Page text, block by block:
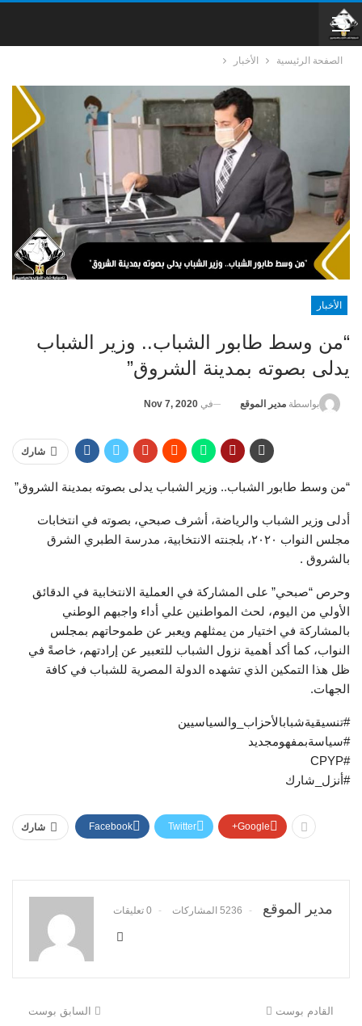
الصفحة الرئيسية الأخبار
الأخبار
“من وسط طابور الشباب.. وزير الشباب
يدلى بصوته بمدينة الشروق”
بواسطة مدير الموقع في Nov 7, 2020
شارك
“من وسط طابور الشباب.. وزير الشباب يدلى بصوته بمدينة الشروق”
أدلى وزير الشباب والرياضة، أشرف صبحي، بصوته في انتخابات
مجلس النواب ٢٠٢٠، بلجنته الانتخابية، مدرسة الطبري الشرق
بالشروق .
وحرص “صبحي” على المشاركة في العملية الانتخابية في الدقائق
الأولي من اليوم، لحث المواطنين علي أداء واجبهم الوطني
بالمشاركة في اختيار من يمثلهم ويعبر عن طموحاتهم بمجلس
النواب، كما أكد أهمية نزول الشباب للتعبير عن إرادتهم، خاصةً في
ظل هذا التمكين الذي تشهده الدولة المصرية للشباب في كافة
الجهات.
#تنسيقيةشبابالأحزاب_والسياسيين
#سياسةبمفهومجديد
#CPYP
#أنزل_شارك
شارك Facebook Twitter Google+
مدير الموقع 5236 المشاركات 0 تعليقات
السابق بوست القادم بوست